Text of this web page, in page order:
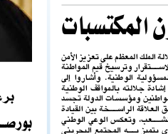
المكتسبات
برعاية ولي العهد رئيس الوزراء..
لة الملك المعظم على تعزيز الأمن
الته بالمواقف الوطنية إشادة ج
قة الراســـخة بين القيادة العا